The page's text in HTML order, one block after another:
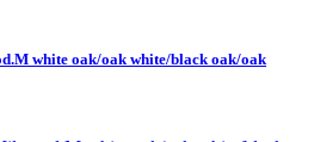
white oak/oak white/black oak/oak